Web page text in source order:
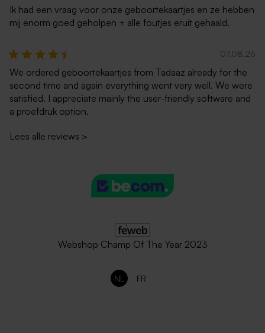
Ik had een vraag voor onze geboortekaartjes en ze hebben
mij enorm goed geholpen + alle foutjes eruit gehaald.
07.08.26
We ordered geboortekaartjes from Tadaaz already for the
second time and again everything went very well. We were
satisfied. I appreciate mainly the user-friendly software and
a proefdruk option.
Lees alle reviews >
Webshop Champ Of The Year 2023
NL FR